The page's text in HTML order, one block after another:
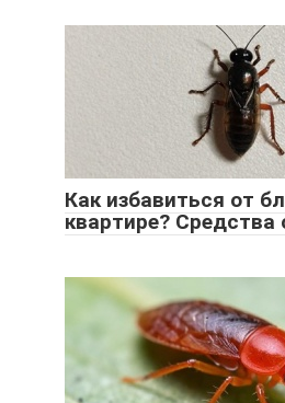
Как избавиться от
квартире? Средства